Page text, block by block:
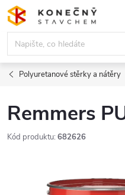
Přejít
na
obsah
Polyuretanové stěrky a nátěry
Remmers
Kód produktu: 682626